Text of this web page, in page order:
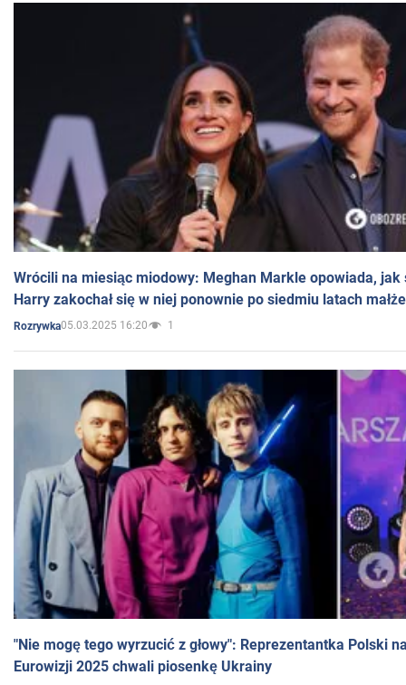
Wrócili na miesiąc miodowy: Meghan Markle opowiada, jak
Harry zakochał się w niej ponownie po siedmiu latach
Rozrywka05.03.2025 16:20 1
"Nie mogę tego wyrzucić z głowy": Reprezentantka Polski
Eurowizji 2025 chwali piosenkę Ukrainy